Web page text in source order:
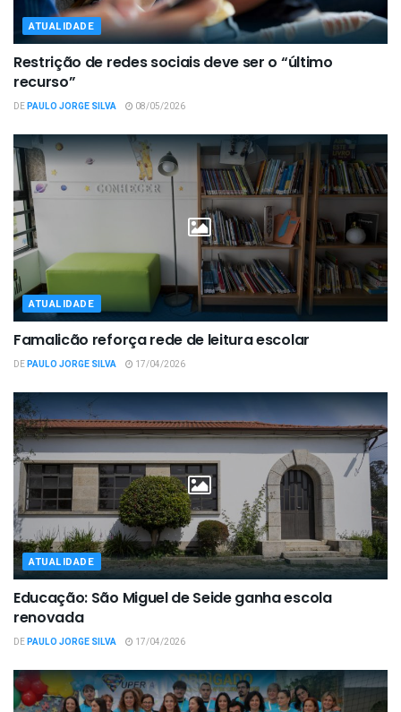
ATUALIDADE
Restrição de redes sociais deve ser o “último
recurso”
DEPAULO JORGE SILVA 08/05/2026
ATUALIDADE
Famalicão reforça rede de leitura escolar
DEPAULO JORGE SILVA 17/04/2026
ATUALIDADE
Educação: São Miguel de Seide ganha escola
renovada
DEPAULO JORGE SILVA 17/04/2026